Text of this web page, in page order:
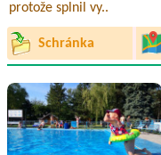
protože splnil vy..
Schránka